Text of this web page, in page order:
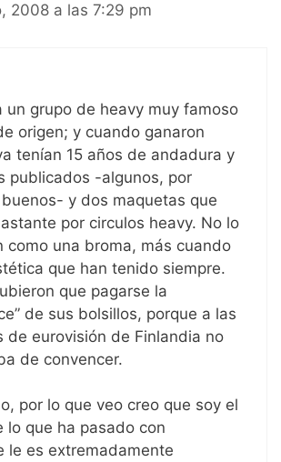
2008 a las 7:29 pm
un grupo de heavy muy famoso
origen; y cuando ganaron
tenían 15 años de andadura y
publicados -algunos, por
y dos maquetas que
por circulos heavy. No lo
como una broma, más cuando
que han tenido siempre.
que pagarse la
de sus bolsillos, porque a las
de eurovisión de Finlandia no
de convencer.
por lo que veo creo que soy el
lo que ha pasado con
le es extremadamente